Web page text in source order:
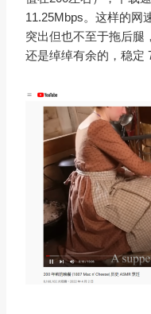
11.25Mbps。这样的网
突出但也不至于拖后腿
还是绰绰有余的，稳定